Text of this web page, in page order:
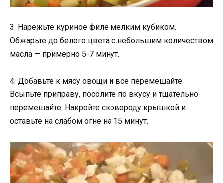
3. Нарежьте куриное филе мелким кубиком.
Обжарьте до белого цвета с небольшим количеством
масла — примерно 5-7 минут.
4. Добавьте к мясу овощи и все перемешайте.
Всыпьте приправу, посолите по вкусу и тщательно
перемешайте. Накройте сковороду крышкой и
оставьте на слабом огне на 15 минут.